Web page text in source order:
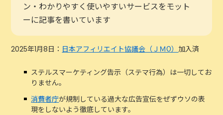
ン・わかりやすく使いやすいサービスをモット
ーに記事を書いています
2025年1月8日： 日本アフィリエイト協議会（ＪＭО） 加入済
ステルスマーケティング告示（ステマ行為）は一切してお
りません。
消費者庁が規制している過大な広告宣伝をぜずウソの表
現をしないよう徹底しています。